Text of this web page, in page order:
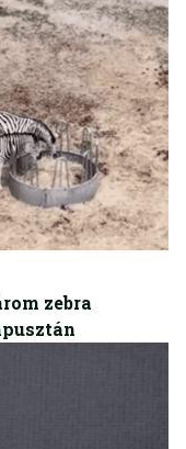
zebra